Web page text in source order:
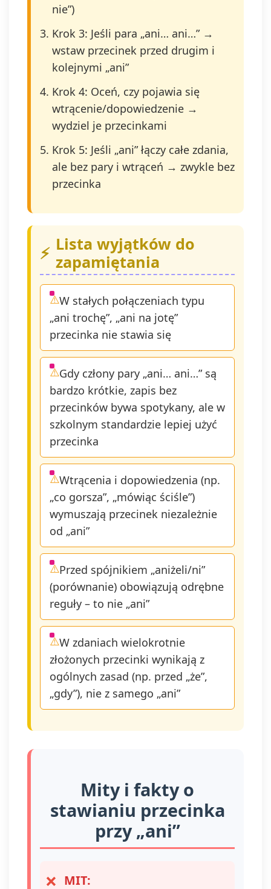
nie”)
Krok 3: Jeśli para „ani… ani…” →
wstaw przecinek przed drugim i
kolejnymi „ani”
Krok 4: Oceń, czy pojawia się
wtrącenie/dopowiedzenie →
wydziel je przecinkami
Krok 5: Jeśli „ani” łączy całe zdania,
ale bez pary i wtrąceń → zwykle bez
przecinka
Lista wyjątków do
zapamiętania
W stałych połączeniach typu
„ani trochę”, „ani na jotę”
przecinka nie stawia się
Gdy człony pary „ani… ani…” są
bardzo krótkie, zapis bez
przecinków bywa spotykany, ale w
szkolnym standardzie lepiej użyć
przecinka
Wtrącenia i dopowiedzenia (np.
„co gorsza”, „mówiąc ściśle”)
wymuszają przecinek niezależnie
od „ani”
Przed spójnikiem „aniżeli/ni”
(porównanie) obowiązują odrębne
reguły – to nie „ani”
W zdaniach wielokrotnie
złożonych przecinki wynikają z
ogólnych zasad (np. przed „że”,
„gdy”), nie z samego „ani”
Mity i fakty o
stawianiu przecinka
przy „ani”
MIT: